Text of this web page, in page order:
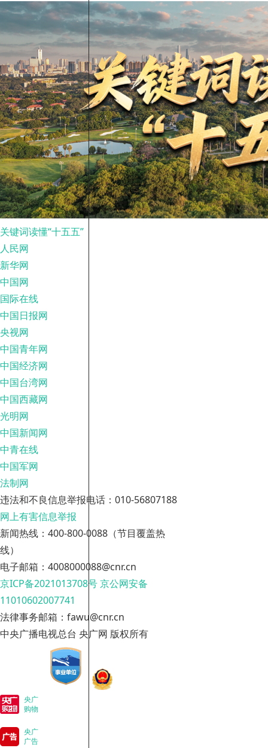
关键词读懂“十五五”
人民网
新华网
中国网
国际在线
中国日报网
央视网
中国青年网
中国经济网
中国台湾网
中国西藏网
光明网
中国新闻网
中青在线
中国军网
法制网
违法和不良信息举报电话：010-56807188
网上有害信息举报
新闻热线：400-800-0088（节目覆盖热
线）
电子邮箱：4008000088@cnr.cn
京ICP备2021013708号京公网安备
11010602007741
法律事务邮箱：fawu@cnr.cn
中央广播电视总台 央广网 版权所有
央广
购物
央广
广告